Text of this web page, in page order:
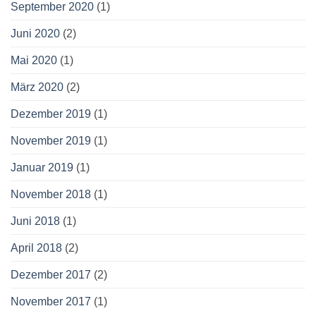
September 2020 (1)
Juni 2020 (2)
Mai 2020 (1)
März 2020 (2)
Dezember 2019 (1)
November 2019 (1)
Januar 2019 (1)
November 2018 (1)
Juni 2018 (1)
April 2018 (2)
Dezember 2017 (2)
November 2017 (1)